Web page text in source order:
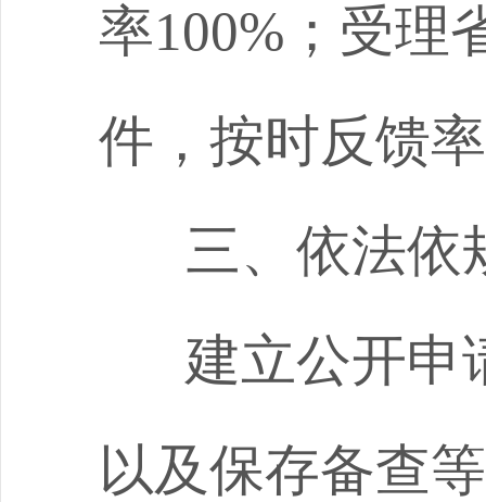
率100% ；受理
件，按时反馈率
三、依法依
建立公开申
以及保存备查